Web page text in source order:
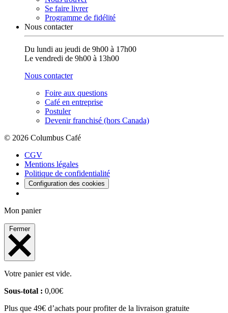
Se faire livrer
Programme de fidélité
Nous contacter
Du lundi au jeudi de 9h00 à 17h00
Le vendredi de 9h00 à 13h00
Nous contacter
Foire aux questions
Café en entreprise
Postuler
Devenir franchisé (hors Canada)
© 2026 Columbus Café
CGV
Mentions légales
Politique de confidentialité
Configuration des cookies
Mon panier
Fermer
Votre panier est vide.
Sous-total : 0,00€
Plus que 49€ d’achats pour profiter de la livraison gratuite